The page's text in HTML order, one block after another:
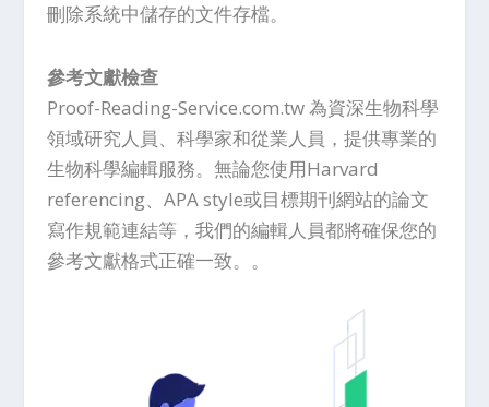
刪除系統中儲存的文件存檔。
參考文獻檢查
Proof-Reading-Service.com.tw 為資深生物科學
領域研究人員、科學家和從業人員，提供專業的
生物科學編輯服務。無論您使用Harvard
referencing、APA style或目標期刊網站的論文
寫作規範連結等，我們的編輯人員都將確保您的
參考文獻格式正確一致。。